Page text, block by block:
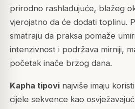
prirodno rashlađujuće, blažeg
vjerojatno da će dodati toplinu.
smatraju da praksa pomaže
intenzivnost i podržava mirniji,
početak inače brzog dana.
Kapha tipovi najviše imaju
cijele sekvence kao